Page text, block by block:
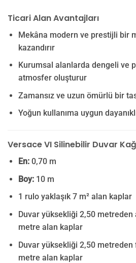
Ticari Alan Avantajları
Mekâna modern ve prestijli bir
kazandırır
Kurumsal alanlarda dengeli ve
atmosfer oluşturur
Zamansız ve uzun ömürlü bir
Yoğun kullanıma uygun
Versace VI Silinebilir Duvar
En:0,70 m
Boy:10 m
1 rulo yaklaşık 7 m² alan kaplar
Duvar yüksekliği 2,50 metreden
metre alan kaplar
Duvar yüksekliği 2,50
metre alan kaplar